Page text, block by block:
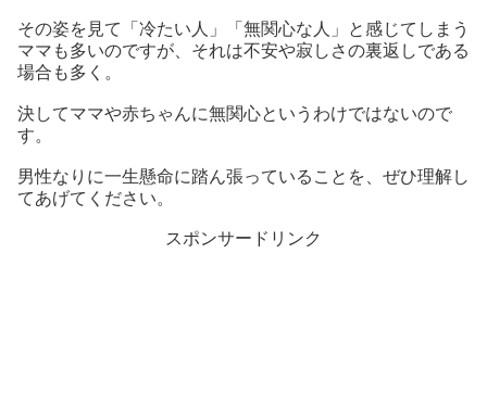
その姿を見て「冷たい人」「無関心な人」と感じてしまう
ママも多いのですが、それは不安や寂しさの裏返しである
場合も多く。
決してママや赤ちゃんに無関心というわけではないので
す。
男性なりに一生懸命に踏ん張っていることを、ぜひ理解し
てあげてください。
スポンサードリンク